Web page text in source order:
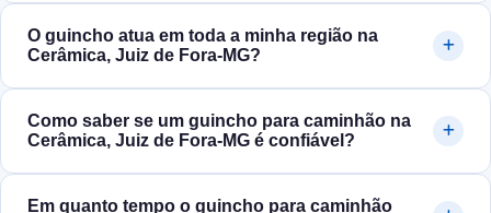
O guincho atua em toda a minha região na
Cerâmica, Juiz de Fora‑MG?
Como saber se um guincho para caminhão na
Cerâmica, Juiz de Fora‑MG é confiável?
Em quanto tempo o guincho para caminhão